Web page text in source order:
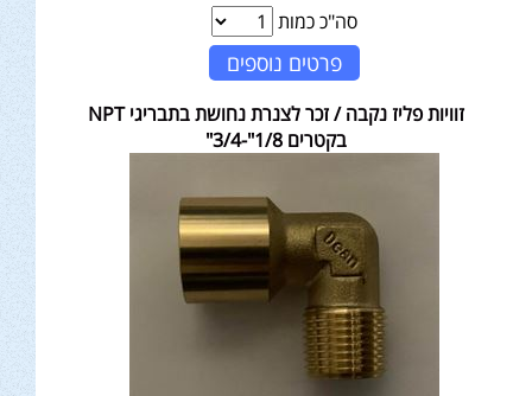
סה"כ כמות
פרטים נוספים
זוויות פליז נקבה / זכר לצנרת נחושת בתבריגי NPT
בקטרים 1/8"-3/4"